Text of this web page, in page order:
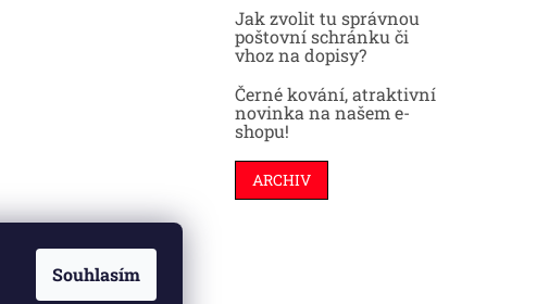
Souhlasím
Jak zvolit tu správnou
poštovní schránku či
vhoz na dopisy?
Černé kování, atraktivní
novinka na našem e-
shopu!
ARCHIV